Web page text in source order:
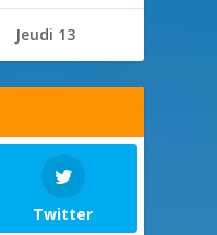
Jeudi 13
Twitter